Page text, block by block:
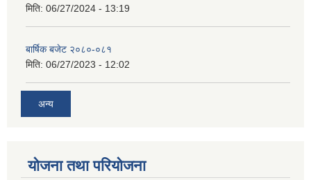
मिति: 06/27/2024 - 13:19
बार्षिक बजेट २०८०-०८१
मिति: 06/27/2023 - 12:02
अन्य
योजना तथा परियोजना